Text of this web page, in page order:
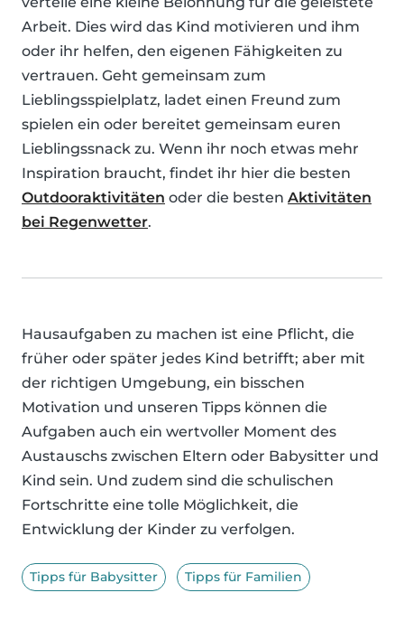
Arbeit. Dies wird das Kind motivieren und ihm
oder ihr helfen, den eigenen Fähigkeiten zu
vertrauen. Geht gemeinsam zum
Lieblingsspielplatz, ladet einen Freund zum
spielen ein oder bereitet gemeinsam euren
Lieblingssnack zu. Wenn ihr noch etwas mehr
Inspiration braucht, findet ihr hier die besten
Outdooraktivitäten oder die besten Aktivitäten
bei Regenwetter.
Hausaufgaben zu machen ist eine Pflicht, die
früher oder später jedes Kind betrifft; aber mit
der richtigen Umgebung, ein bisschen
Motivation und unseren Tipps können die
Aufgaben auch ein wertvoller Moment des
Austauschs zwischen Eltern oder Babysitter und
Kind sein. Und zudem sind die schulischen
Fortschritte eine tolle Möglichkeit, die
Entwicklung der Kinder zu verfolgen.
Tipps für Babysitter Tipps für Familien